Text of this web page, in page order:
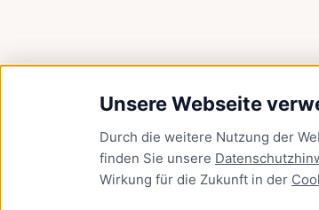
Unsere Webseite
Durch die weitere Nutzung der
finden Sie unsere
Wirkung für die Zukunft in der